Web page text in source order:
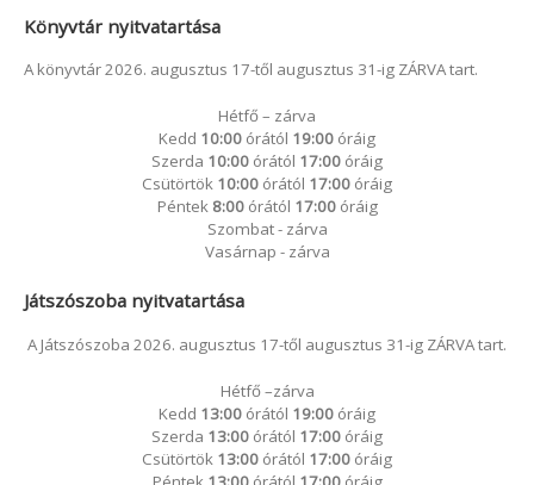
Könyvtár nyitvatartása
A könyvtár 2026. augusztus 17-től augusztus 31-ig ZÁRVA tart.
Hétfő – zárva
Kedd 10:00 órától 19:00 óráig
Szerda 10:00 órától 17:00 óráig
Csütörtök 10:00 órától 17:00 óráig
Péntek 8:00órától 17:00óráig
Szombat - zárva
Vasárnap - zárva
Játszószoba nyitvatartása
A Játszószoba 2026. augusztus 17-től augusztus 31-ig ZÁRVA tart.
Hétfő –zárva
Kedd 13:00 órától 19:00 óráig
Szerda 13:00 órától 17:00 óráig
Csütörtök 13:00 órától 17:00 óráig